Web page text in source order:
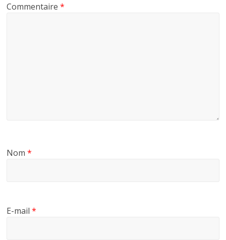
Commentaire*
Nom*
E-mail*